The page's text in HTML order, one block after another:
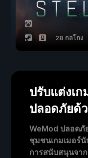
28 กลโกง
ปรับแต่งเ
ปลอดภัยด้
WeMod ปลอดภั
ชุมชนเกมเมอร์นั
การสนับสนุนจา